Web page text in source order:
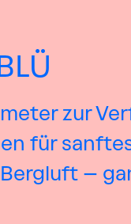
zur
für
–